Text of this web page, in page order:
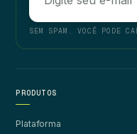
SEM SPAM. VOCÊ PODE
PRODUTOS
Plataforma